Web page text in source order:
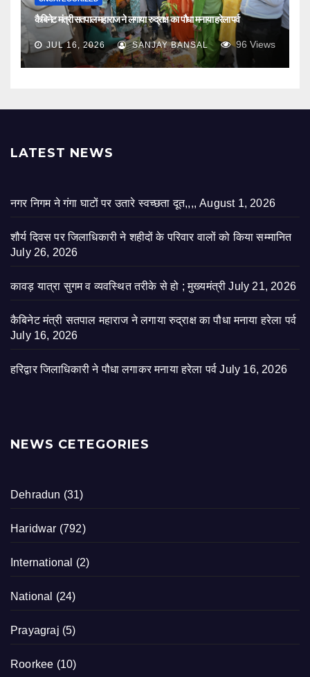
कैबिनेट मंत्री सतपाल महाराज ने लगाया रुद्राक्ष का पौधा मनाया हरेला पर्व
JUL 16, 2026 SANJAY BANSAL 96 Views
LATEST NEWS
नगर निगम ने गंगा घाटों पर उतारे स्वच्छता दूत,,,, August 1, 2026
शौर्य दिवस पर जिलाधिकारी ने शहीदों के परिवार वालों को किया सम्मानित
July 26, 2026
कावड़ यात्रा सुगम व व्यवस्थित तरीके से हो ; मुख्यमंत्री July 21, 2026
कैबिनेट मंत्री सतपाल महाराज ने लगाया रुद्राक्ष का पौधा मनाया हरेला पर्व
July 16, 2026
हरिद्वार जिलाधिकारी ने पौधा लगाकर मनाया हरेला पर्व July 16, 2026
NEWS CETEGORIES
Dehradun (31)
Haridwar (792)
International (2)
National (24)
Prayagraj (5)
Roorkee (10)